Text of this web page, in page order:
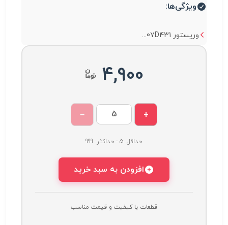
ویژگی‌ها:
وریستور 07D431...
4,900
+
−
حداقل: 5 - حداکثر: 999
افزودن به سبد خرید
قطعات با کیفیت و قیمت مناسب